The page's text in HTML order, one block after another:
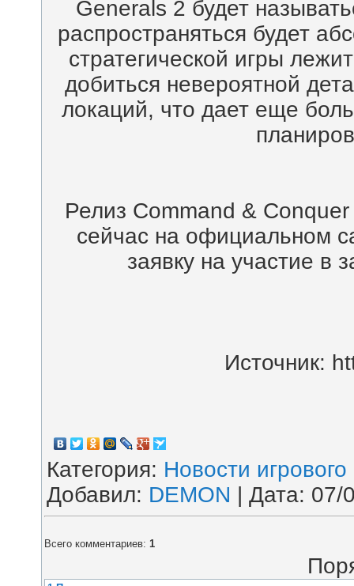
Generals 2 будет
распространяться будет
стратегической игры
добиться невероятной
локаций, что дает еще
Релиз Command &
сейчас на официальном
заявку на участие в
Источник:
Категория: Новости
Добавил: DEMON | Дата: 07/
Всего комментариев: 1